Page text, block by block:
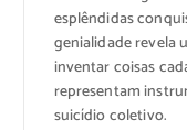
esplêndidas
genialidade revela
inventar coisas
representam
suicídio coletivo.